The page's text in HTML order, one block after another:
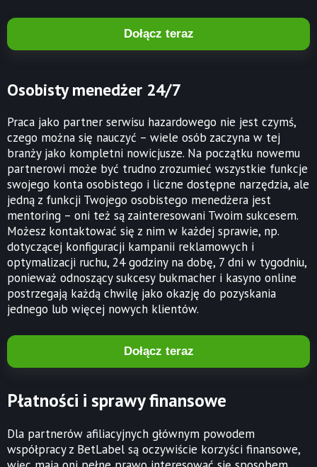
Dołącz teraz
Osobisty menedżer 24/7
Praca jako partner serwisu hazardowego nie jest czymś,
czego można się nauczyć – wiele osób zaczyna w tej
branży jako kompletni nowicjusze. Na początku nowemu
partnerowi może być trudno zrozumieć wszystkie funkcje
swojego konta osobistego i liczne dostępne narzędzia, ale
jedną z funkcji Twojego osobistego menedżera jest
mentoring – oni też są zainteresowani Twoim sukcesem.
Możesz kontaktować się z nim w każdej sprawie, np.
dotyczącej konfiguracji kampanii reklamowych i
optymalizacji ruchu, 24 godziny na dobę, 7 dni w tygodniu,
ponieważ odnoszący sukcesy bukmacher i kasyno online
postrzegają każdą chwilę jako okazję do pozyskania
jednego lub więcej nowych klientów.
Dołącz teraz
Płatności i sprawy finansowe
Dla partnerów afiliacyjnych głównym powodem
współpracy z BetLabel są oczywiście korzyści finansowe,